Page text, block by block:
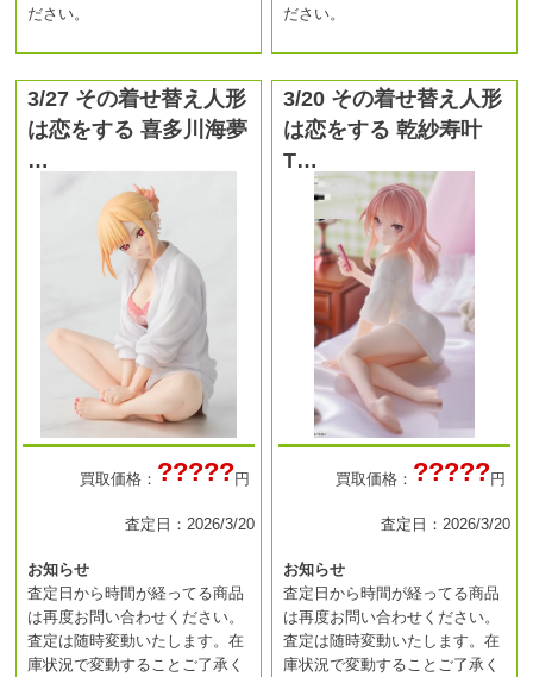
ださい。
ださい。
3/27 その着せ替え人形
は恋をする 喜多川海夢
…
買取価格： ?????円
査定日：2026/3/20
お知らせ
査定日から時間が経ってる商品
は再度お問い合わせください。
査定は随時変動いたします。在
庫状況で変動することご了承く
3/20 その着せ替え人形
は恋をする 乾紗寿叶
T…
買取価格： ?????円
査定日：2026/3/20
お知らせ
査定日から時間が経ってる商品
は再度お問い合わせください。
査定は随時変動いたします。在
庫状況で変動することご了承く